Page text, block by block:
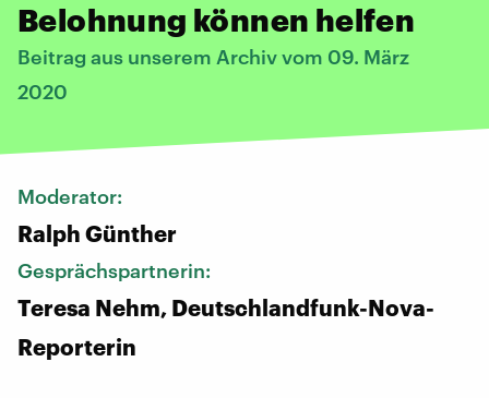
Belohnung können helfen
Beitrag aus unserem Archiv vom 09. März
2020
Moderator:
Ralph Günther
Gesprächspartnerin:
Teresa Nehm, Deutschlandfunk-Nova-
Reporterin